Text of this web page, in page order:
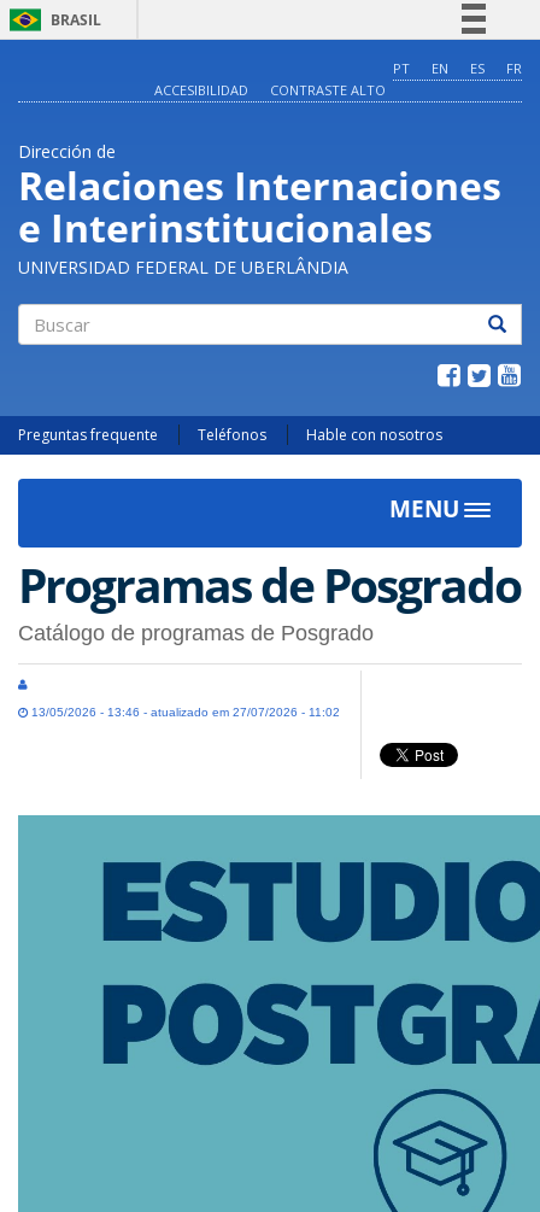
BRASIL
Comunica BR
Acesso à informação
Legislação
Canais
PT EN ES
FR
ACCESIBILIDAD
CONTRASTE ALTO
Dirección de
Relaciones Internaciones
e Interinstitucionales
UNIVERSIDAD FEDERAL DE UBERLÂNDIA
Preguntas frequente Teléfonos Hable con nosotros
MENU
Toggle
Programas de Posgrado
Catálogo de programas de Posgrado
13/05/2026 - 13:46 - atualizado em 27/07/2026 - 11:02